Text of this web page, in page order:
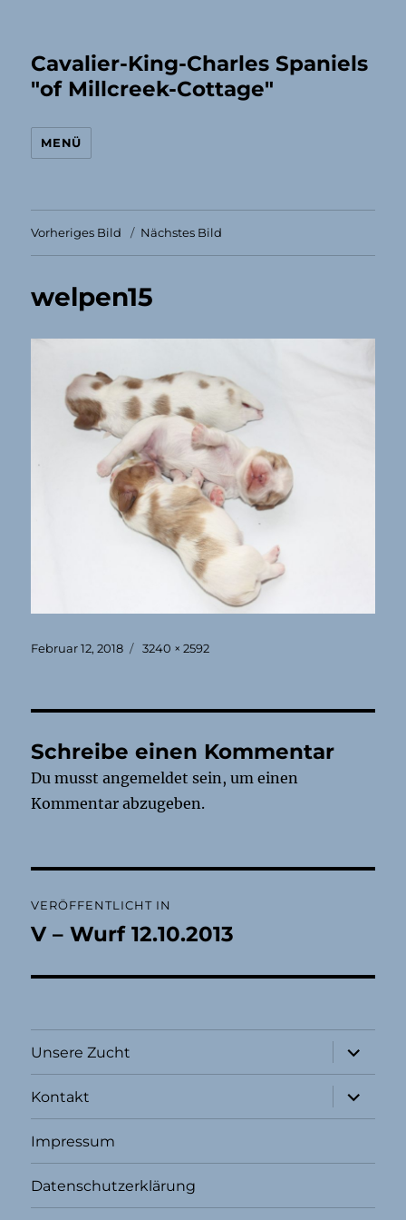
Cavalier-King-Charles Spaniels
"of Millcreek-Cottage"
MENÜ
Vorheriges Bild Nächstes Bild
welpen15
Veröffentlicht
Februar 12, 2018 Originalgröße
3240 × 2592
Schreibe einen Kommentar
Du musstangemeldet sein, um einen
Kommentar abzugeben.
VERÖFFENTLICHT IN
V – Wurf 12.10.2013
Unsere Zucht
öffnen
Kontakt
öffnen
Impressum
Datenschutzerklärung